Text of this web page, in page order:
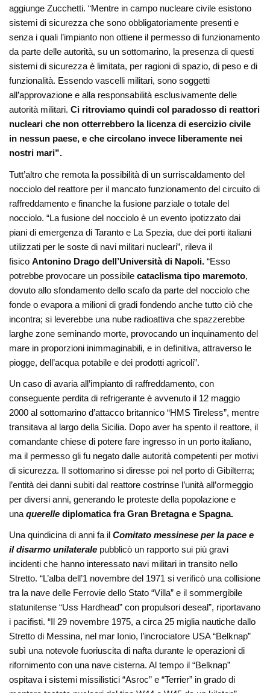
aggiunge Zucchetti. “Mentre in campo nucleare civile esistono
sistemi di sicurezza che sono obbligatoriamente presenti e
senza i quali l’impianto non ottiene il permesso di funzionamento
da parte delle autorità, su un sottomarino, la presenza di questi
sistemi di sicurezza è limitata, per ragioni di spazio, di peso e di
funzionalità. Essendo vascelli militari, sono soggetti
all’approvazione e alla responsabilità esclusivamente delle
autorità militari.Ci ritroviamo quindi col paradosso di reattori
nucleari che non otterrebbero la licenza di esercizio civile
in nessun paese, e che circolano invece liberamente nei
nostri mari”.
Tutt’altro che remota la possibilità di un surriscaldamento del
nocciolo del reattore per il mancato funzionamento del circuito di
raffreddamento e finanche la fusione parziale o totale del
nocciolo. “La fusione del nocciolo è un evento ipotizzato dai
piani di emergenza di Taranto e La Spezia, due dei porti italiani
utilizzati per le soste di navi militari nucleari”, rileva il
fisico Antonino Drago dell’Università di Napoli. “Esso
potrebbe provocare un possibilecataclisma tipo maremoto,
dovuto allo sfondamento dello scafo da parte del nocciolo che
fonde o evapora a milioni di gradi fondendo anche tutto ciò che
incontra; si leverebbe una nube radioattiva che spazzerebbe
larghe zone seminando morte, provocando un inquinamento del
mare in proporzioni inimmaginabili, e in definitiva, attraverso le
piogge, dell’acqua potabile e dei prodotti agricoli”.
Un caso di avaria all’impianto di raffreddamento, con
conseguente perdita di refrigerante è avvenuto il 12 maggio
2000 al sottomarino d’attacco britannico “HMS Tireless”, mentre
transitava al largo della Sicilia. Dopo aver ha spento il reattore, il
comandante chiese di potere fare ingresso in un porto italiano,
ma il permesso gli fu negato dalle autorità competenti per motivi
di sicurezza. Il sottomarino si diresse poi nel porto di Gibilterra;
l’entità dei danni subiti dal reattore costrinse l’unità all’ormeggio
per diversi anni, generando le proteste della popolazione e
unaquerellediplomatica fra Gran Bretagna e Spagna.
Una quindicina di anni fa ilComitato messinese per la pace e
il disarmo unilaterale pubblicò un rapporto sui più gravi
incidenti che hanno interessato navi militari in transito nello
Stretto. “L’alba dell’1 novembre del 1971 si verificò una collisione
tra la nave delle Ferrovie dello Stato “Villa” e il sommergibile
statunitense “Uss Hardhead” con propulsori deseal”, riportavano
i pacifisti. “Il 29 novembre 1975, a circa 25 miglia nautiche dallo
Stretto di Messina, nel mar Ionio, l’incrociatore USA “Belknap”
subì una notevole fuoriuscita di nafta durante le operazioni di
rifornimento con una nave cisterna. Al tempo il “Belknap”
ospitava i sistemi missilistici “Asroc” e “Terrier” in grado di